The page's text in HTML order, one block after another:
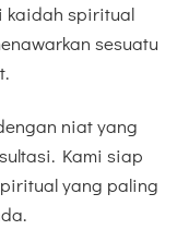
kaidah spiritual
sesuatu
niat yang
Kami siap
yang paling